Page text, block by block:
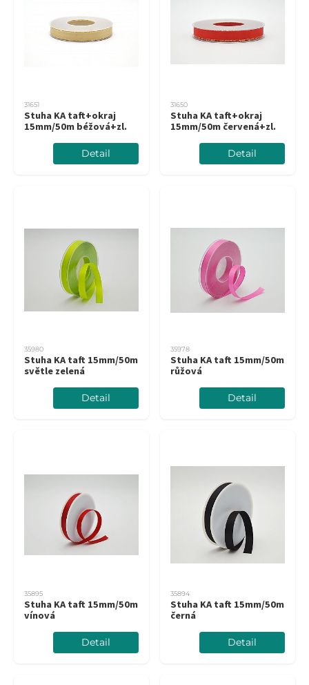
31651
Stuha KA taft+okraj
15mm/50m béžová+zl.
Detail
31650
Stuha KA taft+okraj
15mm/50m červená+zl.
Detail
35980
Stuha KA taft 15mm/50m
světle zelená
Detail
35978
Stuha KA taft 15mm/50m
růžová
Detail
35895
Stuha KA taft 15mm/50m
vínová
Detail
35894
Stuha KA taft 15mm/50m
černá
Detail